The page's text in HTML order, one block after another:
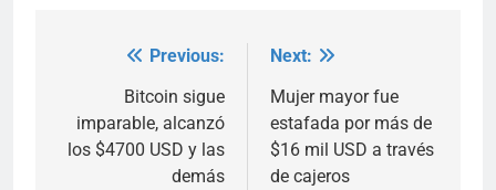
navigation
Previous:
Bitcoin sigue
imparable, alcanzó
los $4700 USD y las
demás
Next:
Mujer mayor fue
estafada por más de
$16 mil USD a través
de cajeros